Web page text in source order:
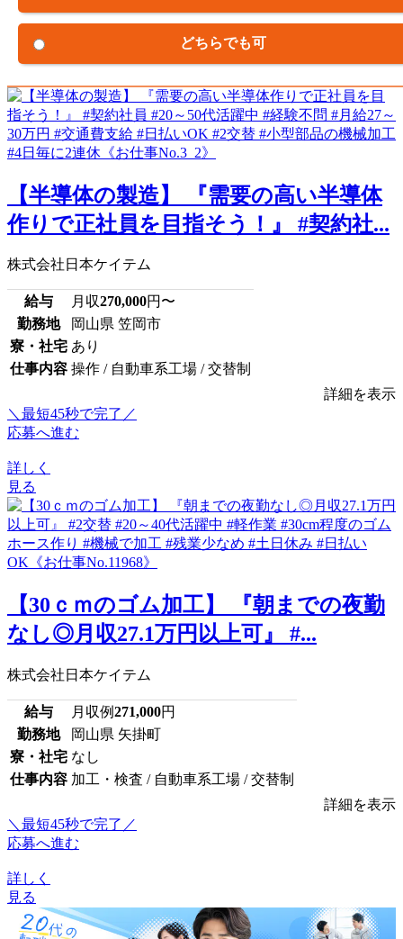
どちらでも可
【半導体の製造】 『需要の高い半導体
作りで正社員を目指そう！』 #契約社...
株式会社日本ケイテム
給与 月収270,000円〜
勤務地
岡山県 笠岡市
寮・社宅 あり
仕事内容 操作 / 自動車系工場 / 交替制
詳細を表示
＼最短45秒で完了／
応募へ進む
詳しく
見る
【30ｃｍのゴム加工】 『朝までの夜勤
なし◎月収27.1万円以上可』 #...
株式会社日本ケイテム
給与 月収例271,000円
勤務地
岡山県 矢掛町
寮・社宅 なし
仕事内容 加工・検査 / 自動車系工場 / 交替制
詳細を表示
＼最短45秒で完了／
応募へ進む
詳しく
見る